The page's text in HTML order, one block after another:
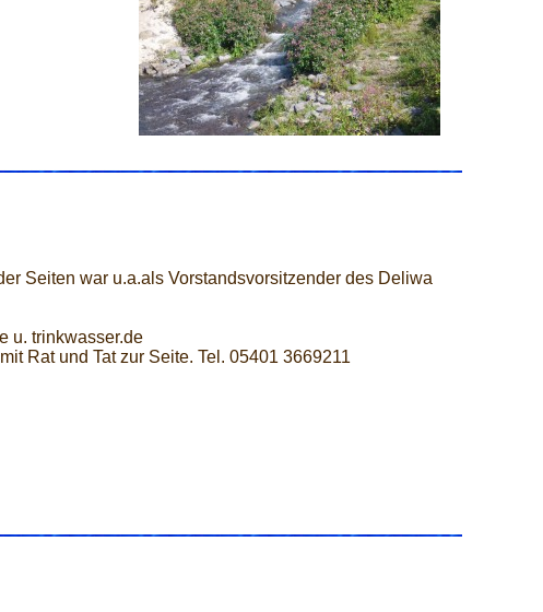
Seiten war u.a.als Vorstandsvorsitzender des Deliwa
u. trinkwasser.de
Rat und Tat zur Seite. Tel. 05401 3669211